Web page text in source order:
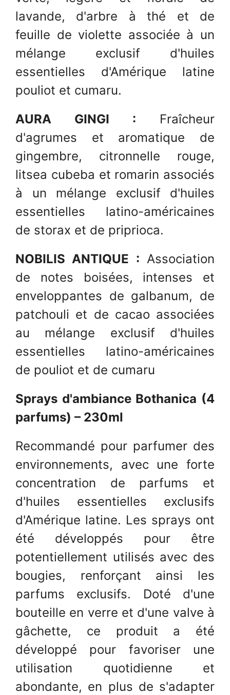
lavande, d'arbre à thé et de
feuille de violette associée à un
mélange exclusif d'huiles
essentielles d'Amérique latine
pouliot et cumaru.
AURA GINGI : Fraîcheur
d'agrumes et aromatique de
gingembre, citronnelle rouge,
litsea cubeba et romarin associés
à un mélange exclusif d'huiles
essentielles latino-américaines
de storax et de priprioca.
NOBILIS ANTIQUE : Association
de notes boisées, intenses et
enveloppantes de galbanum, de
patchouli et de cacao associées
au mélange exclusif d'huiles
essentielles latino-américaines
de pouliot et de cumaru
Sprays d'ambiance Bothanica (4
parfums) – 230ml
Recommandé pour parfumer des
environnements, avec une forte
concentration de parfums et
d'huiles essentielles exclusifs
d'Amérique latine. Les sprays ont
été développés pour être
potentiellement utilisés avec des
bougies, renforçant ainsi les
parfums exclusifs. Doté d'une
bouteille en verre et d'une valve à
gâchette, ce produit a été
développé pour favoriser une
utilisation quotidienne et
abondante, en plus de s'adapter